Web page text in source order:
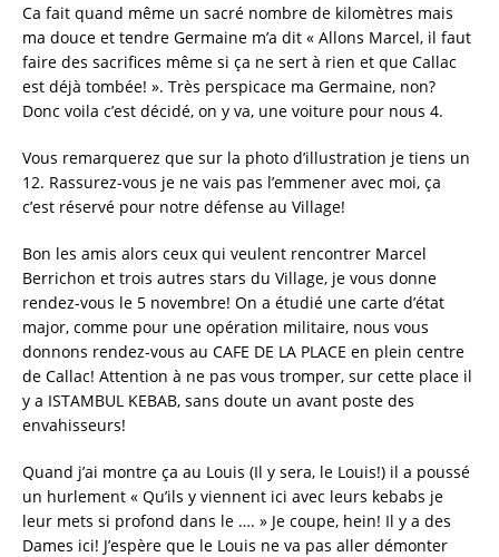
Ca fait quand même un sacré nombre de kilomètres mais
ma douce et tendre Germaine m’a dit « Allons Marcel, il faut
faire des sacrifices même si ça ne sert à rien et que Callac
est déjà tombée! ». Très perspicace ma Germaine, non?
Donc voila c’est décidé, on y va, une voiture pour nous 4.
Vous remarquerez que sur la photo d’illustration je tiens un
12. Rassurez-vous je ne vais pas l’emmener avec moi, ça
c’est réservé pour notre défense au Village!
Bon les amis alors ceux qui veulent rencontrer Marcel
Berrichon et trois autres stars du Village, je vous donne
rendez-vous le 5 novembre! On a étudié une carte d’état
major, comme pour une opération militaire, nous vous
donnons rendez-vous au CAFE DE LA PLACE en plein centre
de Callac! Attention à ne pas vous tromper, sur cette place il
y a ISTAMBUL KEBAB, sans doute un avant poste des
envahisseurs!
Quand j’ai montre ça au Louis (Il y sera, le Louis!) il a poussé
un hurlement « Qu’ils y viennent ici avec leurs kebabs je
leur mets si profond dans le …. » Je coupe, hein! Il y a des
Dames ici! J’espère que le Louis ne va pas aller démonter